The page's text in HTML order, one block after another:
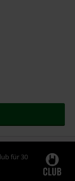
für 30